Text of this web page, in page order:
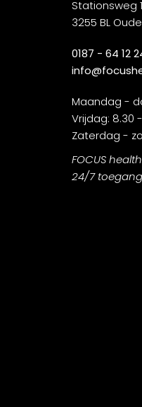
Stationsweg
3255 BL
0187 - 64 12
Maandag -
Vrijdag: 8.30 -
Zaterdag -
FOCUS
24/7